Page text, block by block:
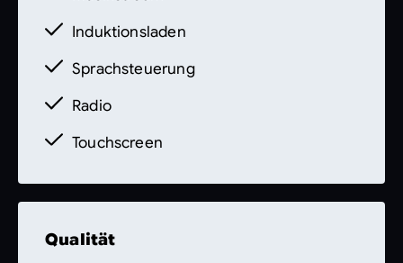
Induktionsladen
Sprachsteuerung
Radio
Touchscreen
Qualität